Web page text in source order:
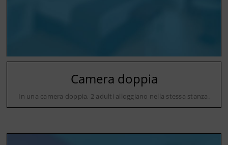
Camera doppia
In una camera doppia, 2 adulti alloggiano nella stessa stanza.